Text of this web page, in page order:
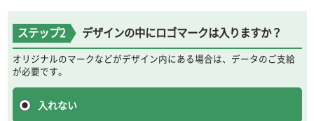
ステップ2 デザインの中にロゴマークは入りますか？
オリジナルのマークなどがデザイン内にある場合は、データのご支給
が必要です。
入れない